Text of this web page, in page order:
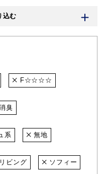
込む
F☆☆☆☆
臭
系 無地
リビング ソフィー